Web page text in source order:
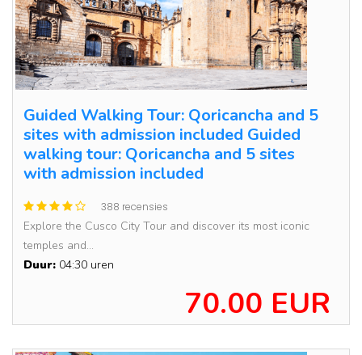
Guided Walking Tour: Qoricancha and 5
sites with admission included Guided
walking tour: Qoricancha and 5 sites
with admission included
388 recensies
Explore the Cusco City Tour and discover its most iconic
temples and...
Duur: 04:30 uren
70.00 EUR